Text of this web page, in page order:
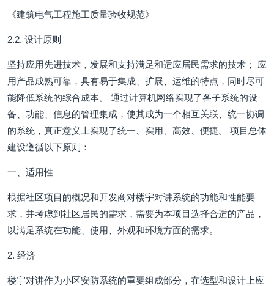
《建筑电气工程施工质量验收规范》
2.2. 设计原则
坚持应用先进技术，发展和支持满足和适应居民需求的技术； 应
用产品成熟可靠，具有易于集成、扩展、运维的特点，同时尽可
能降低系统的综合成本。 通过计算机网络实现了各子系统的设
备、功能、信息的管理集成，使其成为一个相互关联、统一协调
的系统，真正意义上实现了统一、实用、高效、便捷。 项目总体
建设遵循以下原则：
一、适用性
根据社区项目的概况和开发商对楼宇对讲系统的功能和性能要
求，并考虑到社区居民的需求，需要为本项目选择合适的产品，
以满足系统在功能、使用、外观和环境方面的需求。
2. 经济
楼宇对讲作为小区安防系统的重要组成部分，在选型和设计上应